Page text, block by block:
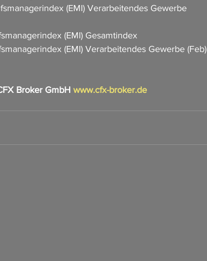
(EMI) Verarbeitendes Gewerbe
(EMI) Gesamtindex
(EMI) Verarbeitendes Gewerbe (Feb)
Broker GmbH www.cfx-broker.de